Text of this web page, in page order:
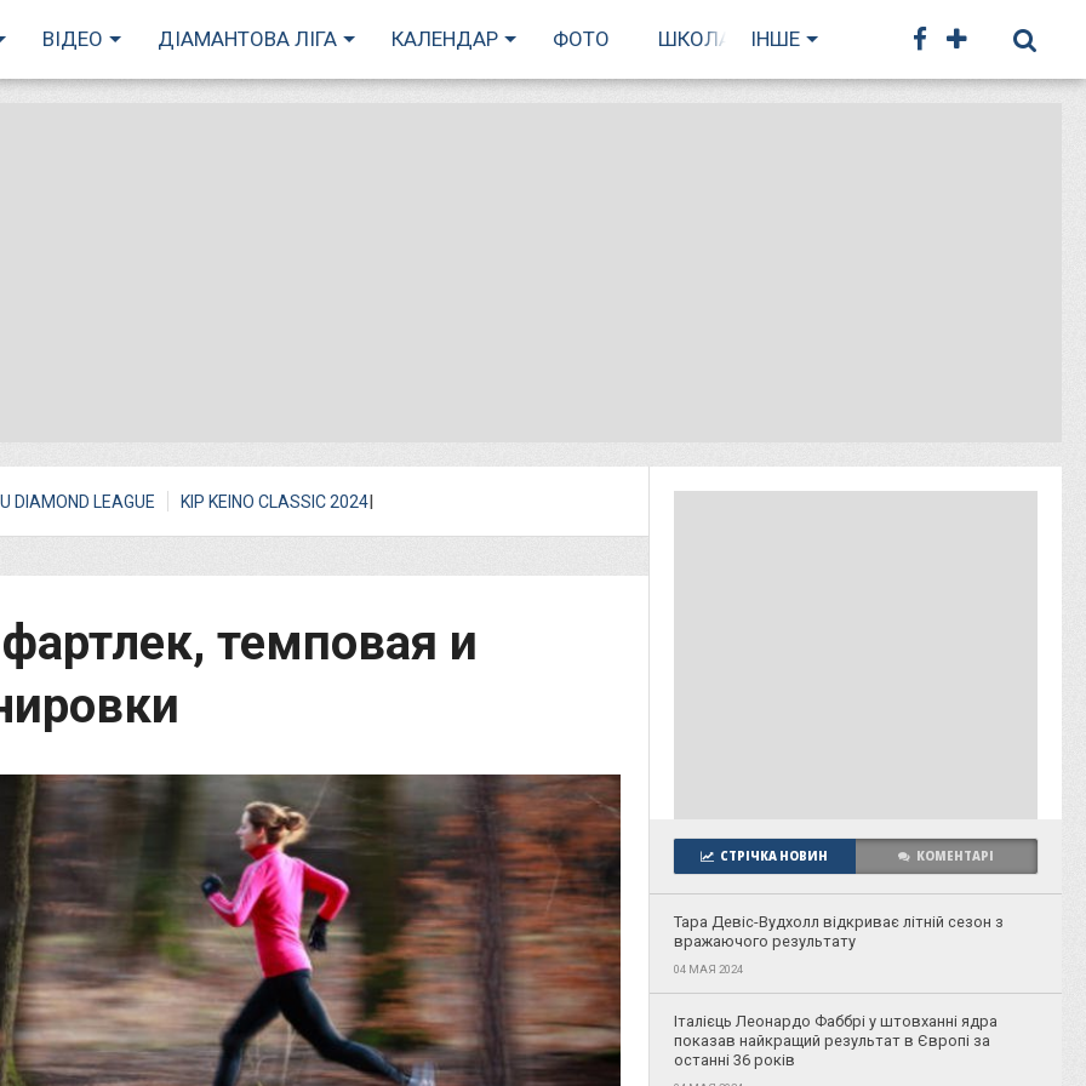
ВІДЕО ДІАМАНТОВА ЛІГА КАЛЕНДАР ФОТО ШКОЛА БІГУ
ІНШЕ
DIAMOND LEAGUE I
KIP KEINO CLASSIC 2024
темповая и
СТРІЧКА НОВИН КОМЕНТАРІ
Тара Девіс-Вудхолл відкриває літній сезон з
вражаючого результату
04 МАЯ 2024
Італієць Леонардо Фаббрі у штовханні ядра
показав найкращий результат в Європі за
останні 36 років